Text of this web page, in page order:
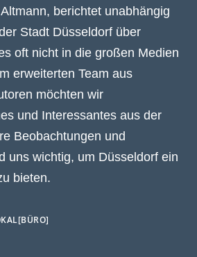
berichtet unabhängig
Stadt Düsseldorf über
oft nicht in die großen Medien
erweiterten Team aus
möchten wir
und Interessantes aus der
Beobachtungen und
uns wichtig, um Düsseldorf ein
bieten.